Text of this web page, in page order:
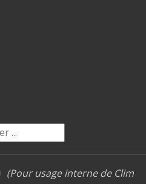
(Pour usage interne de Clim